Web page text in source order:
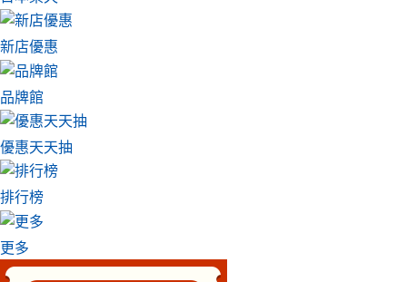
新店優惠
品牌館
優惠天天抽
排行榜
更多